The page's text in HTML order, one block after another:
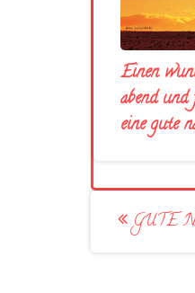
Einen
abend
eine gute
Post
GUTE